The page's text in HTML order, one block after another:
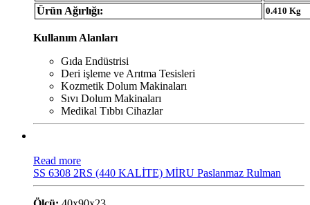
Ürün Ağırlığı: 0.410 Kg
Kullanım Alanları
Gıda Endüstrisi
Deri işleme ve Arıtma Tesisleri
Kozmetik Dolum Makinaları
Sıvı Dolum Makinaları
Medikal Tıbbı Cihazlar
Read more
SS 6308 2RS (440 KALİTE) MİRU Paslanmaz Rulman